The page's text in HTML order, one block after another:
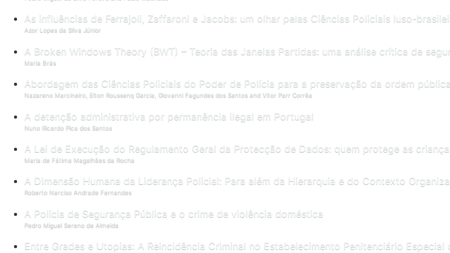
As influências de Ferrajoli, Zaffaroni e Jacobs: um olhar pelas Ciências Policiais luso-
Azor Lopes da Silva Júnior
A Broken Windows Theory (BWT) – Teoria das Janelas Partidas: uma análise crítica de
Maria Brás
Abordagem das Ciências Policiais do Poder de Polícia para a preservação da ordem pública
Nazareno Marcineiro, Elton Roussenq Garcia, Giovanni Fagundes dos Santos and Vitor Parr Corrêa
A detenção administrativa por permanência ilegal em Portugal
Nuno Ricardo Pica dos Santos
A Lei de Execução do Regulamento Geral da Protecção de Dados: quem protege as
Maria de Fátima Magalhães da Rocha
A Dimensão Humana da Liderança Policial: Para além da Hierarquia e do Contexto
Roberto Narciso Andrade Fernandes
A Polícia de Segurança Pública e o crime de violência doméstica
Pedro Miguel Sereno de Almeida
Entre Grades e Utopias: A Reincidência Criminal no Estabelecimento Penitenciário